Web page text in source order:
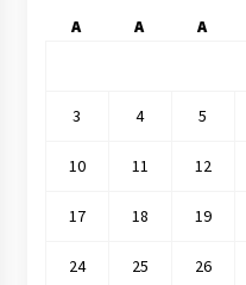
A A A
3 4 5
10 11 12
17 18 19
24 25 26